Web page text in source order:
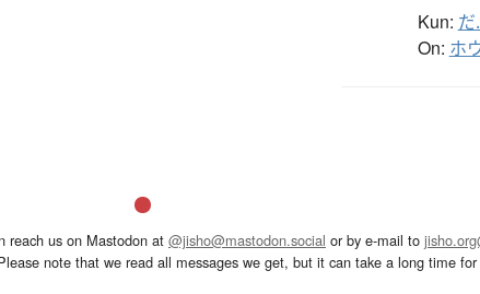
Kun: だ
On: ホ
reach us on Mastodon at @jisho@mastodon.social or by e-mail to
note that we read all messages we get, but it can take a long time